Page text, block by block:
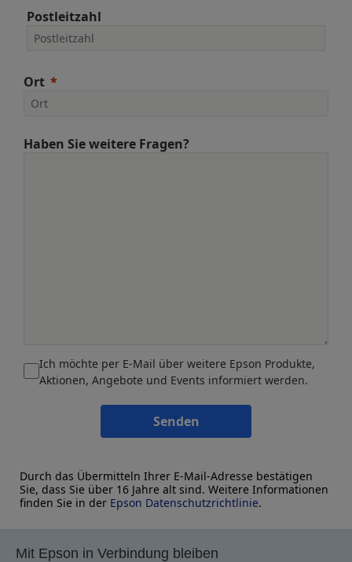
Postleitzahl
Ort
Haben Sie weitere Fragen?
Ich möchte per E-Mail über weitere Epson Produkte,
Aktionen, Angebote und Events informiert werden.
Senden
Durch das Übermitteln Ihrer E-Mail-Adresse bestätigen
Sie, dass Sie über 16 Jahre alt sind. Weitere Informationen
finden Sie in der Epson Datenschutzrichtlinie.
Mit Epson in Verbindung bleiben